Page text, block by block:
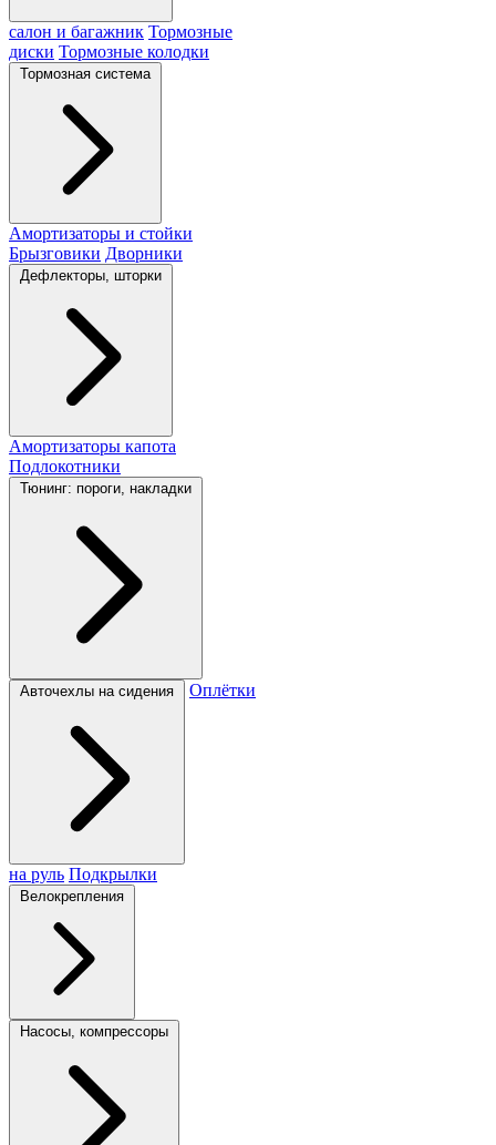
салон и багажник Тормозные
диски Тормозные колодки
Тормозная система
Амортизаторы и стойки
Брызговики Дворники
Дефлекторы, шторки
Амортизаторы капота
Подлокотники
Тюнинг: пороги, накладки
Авточехлы на сидения Оплётки
на руль Подкрылки
Велокрепления
Насосы, компрессоры